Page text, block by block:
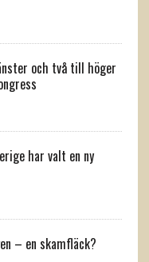
och två till höger
har valt en ny
– en skamfläck?